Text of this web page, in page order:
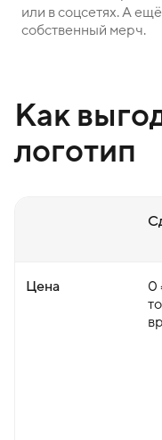
или в соцсетях. А
собственный мерч.
Как
логотип
Цена
0